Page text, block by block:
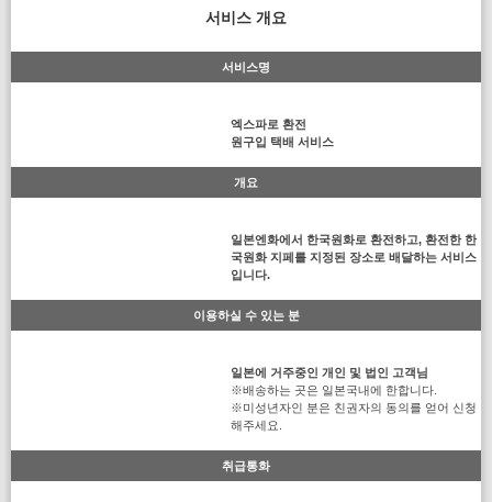
서비스 개요
서비스명
엑스파로 환전
원구입 택배 서비스
개요
일본엔화에서 한국원화로 환전하고, 환전한 한
국원화 지페를 지정된 장소로 배달하는 서비스
입니다.
이용하실 수 있는 분
일본에 거주중인 개인 및 법인 고객님
※배송하는 곳은 일본국내에 한합니다.
※미성년자인 분은 친권자의 동의를 얻어 신청
해주세요.
취급통화